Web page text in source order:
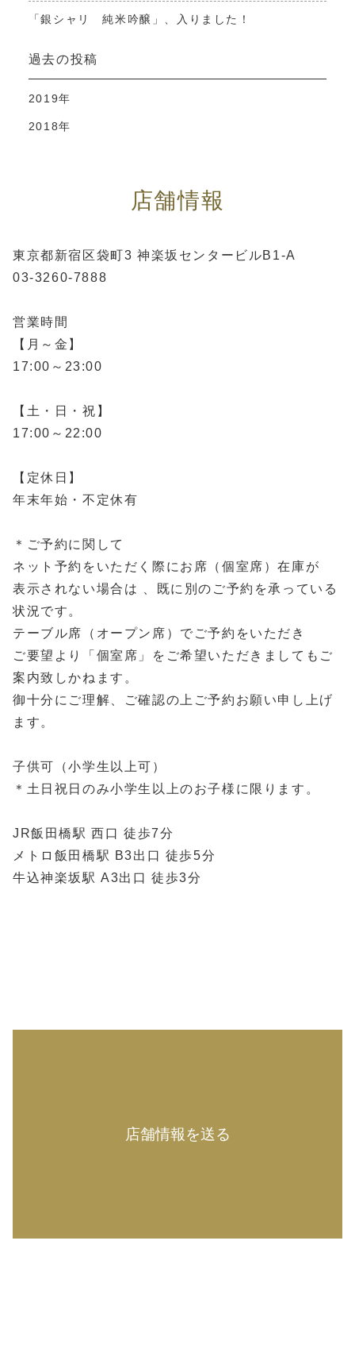
「銀シャリ 純米吟醸」、入りました！
過去の投稿
2019年
2018年
店舗情報
東京都新宿区袋町3 神楽坂センタービルB1-A
03-3260-7888
営業時間
【月～金】
17:00～23:00
【土・日・祝】
17:00～22:00
【定休日】
年末年始・不定休有
＊ご予約に関して
ネット予約をいただく際にお席（個室席）在庫が
表示されない場合は 、既に別のご予約を承っている
状況です。
テーブル席（オープン席）でご予約をいただき
ご要望より「個室席」をご希望いただきましてもご
案内致しかねます。
御十分にご理解、ご確認の上ご予約お願い申し上げ
ます。
子供可（小学生以上可）
＊土日祝日のみ小学生以上のお子様に限ります。
JR飯田橋駅 西口 徒歩7分
メトロ飯田橋駅 B3出口 徒歩5分
牛込神楽坂駅 A3出口 徒歩3分
店舗情報を送る